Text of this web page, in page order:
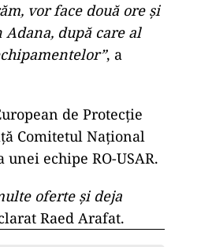
fi trei avioane care
de căutare şi